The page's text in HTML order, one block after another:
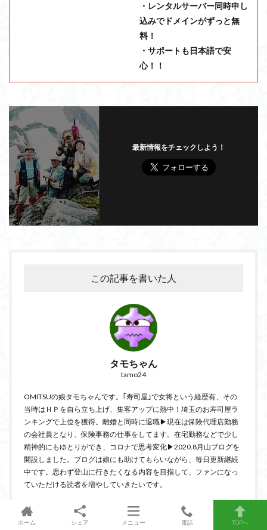
・レンタルサーバー同時申し
込みでドメインがずっと無
料！
・サポートも日本語で安
心！！
最新情報をチェックしよう！
この記事を書いた人
タモちゃん
tamo24
OMITSUの娘タモちゃんです。｢寿司屋｣で女将という経歴有、その
当時はＨＰを自ら立ち上げ、集客アップに熱中！埼玉のお寿司屋ラ
ンキングで上位を獲得。離婚と同時に退職▶現在は保険代理店勤務
の会社員となり、保険事務の仕事をしてます。在宅勤務などで少し
精神的にもゆとりができ、コロナで思考変化▶2020.8月山ブログを
開設しました。ブログは娘にも助けてもらいながら、毎日更新継続
中です。思わず登山に行きたくなる内容を目指して、ファンになっ
ていただける読者を増やしていきたいです。
ホーム シェア メニュー 電話 TOPへ